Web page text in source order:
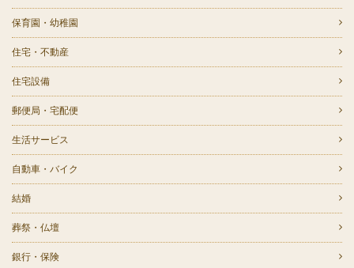
保育園・幼稚園
住宅・不動産
住宅設備
郵便局・宅配便
生活サービス
自動車・バイク
結婚
葬祭・仏壇
銀行・保険